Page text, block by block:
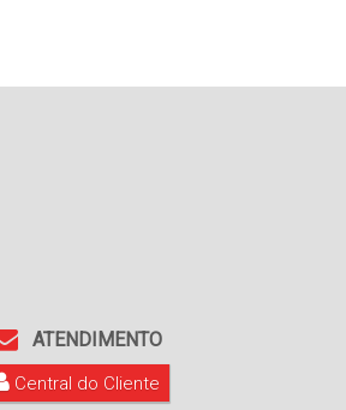
ATENDIMENTO
Central do Cliente